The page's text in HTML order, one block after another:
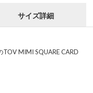
サイズ詳細
TOV MIMI SQUARE CARD